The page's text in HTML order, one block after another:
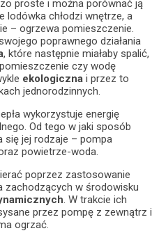
proste i można porównać ją
lodówka chłodzi wnętrze, a
– ogrzewa pomieszczenie.
poprawnego działania
, które następnie miałaby spalić,
czy wodę
ekologiczna i przez to
jednorodzinnych.
wykorzystuje energię
Od tego w jaki sposób
się jej rodzaje – pompa
powietrze-woda.
poprzez zastosowanie
zachodzących w środowisku
. W trakcie ich
przez pompę z zewnątrz i
ogrzać.